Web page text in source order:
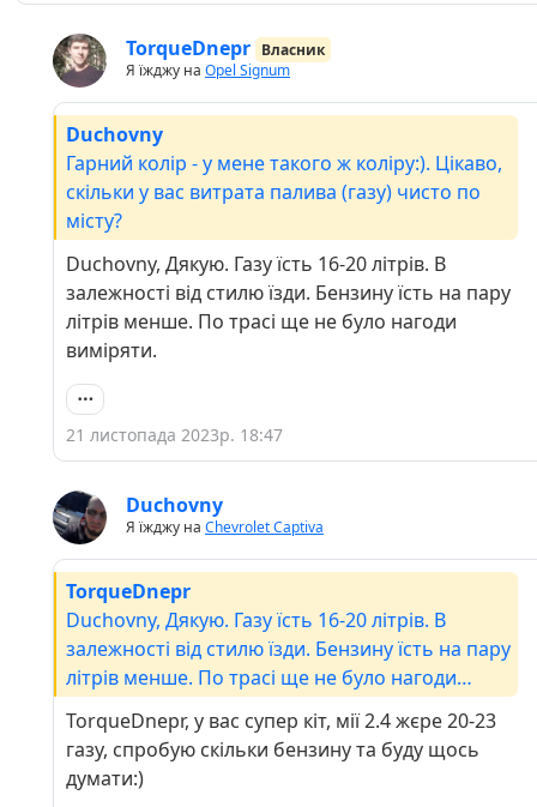
TorqueDnepr Власник
Я їжджу на Opel Signum
Duchovny
Гарний колір - у мене такого ж коліру:). Цікаво,
скільки у вас витрата палива (газу) чисто по
місту?
Duchovny, Дякую. Газу їсть 16-20 літрів. В
залежності від стилю їзди. Бензину їсть на пару
літрів менше. По трасі ще не було нагоди
виміряти.
21 листопада 2023р. 18:47
Duchovny
Я їжджу на Chevrolet Captiva
TorqueDnepr
Duchovny, Дякую. Газу їсть 16-20 літрів. В
залежності від стилю їзди. Бензину їсть на пару
літрів менше. По трасі ще не було нагоди
TorqueDnepr, у вас супер кіт, мії 2.4 жєре 20-23
газу, спробую скільки бензину та буду щось
думати:)